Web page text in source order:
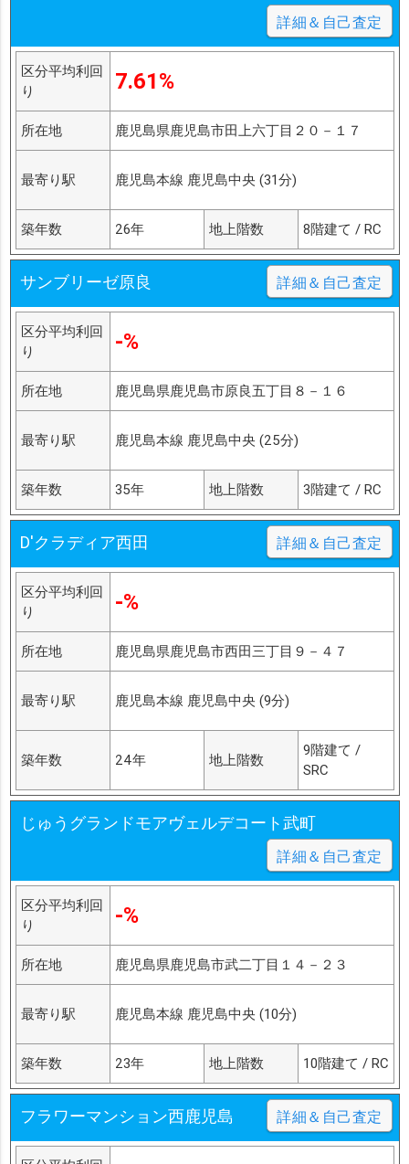
詳細＆自己査定
区分平均利回
り
7.61%
所在地 鹿児島県鹿児島市田上六丁目２０－１７
最寄り駅 鹿児島本線 鹿児島中央 (31分)
築年数 26年 地上階数 8階建て / RC
サンブリーゼ原良 詳細＆自己査定
区分平均利回
り
-%
所在地 鹿児島県鹿児島市原良五丁目８－１６
最寄り駅 鹿児島本線 鹿児島中央 (25分)
築年数 35年 地上階数 3階建て / RC
D'クラディア西田 詳細＆自己査定
区分平均利回
り
-%
所在地 鹿児島県鹿児島市西田三丁目９－４７
最寄り駅 鹿児島本線 鹿児島中央 (9分)
築年数 24年 地上階数
9階建て /
SRC
じゅうグランドモアヴェルデコート武町
詳細＆自己査定
区分平均利回
り
-%
所在地 鹿児島県鹿児島市武二丁目１４－２３
最寄り駅 鹿児島本線 鹿児島中央 (10分)
築年数 23年 地上階数 10階建て / RC
フラワーマンション西鹿児島 詳細＆自己査定